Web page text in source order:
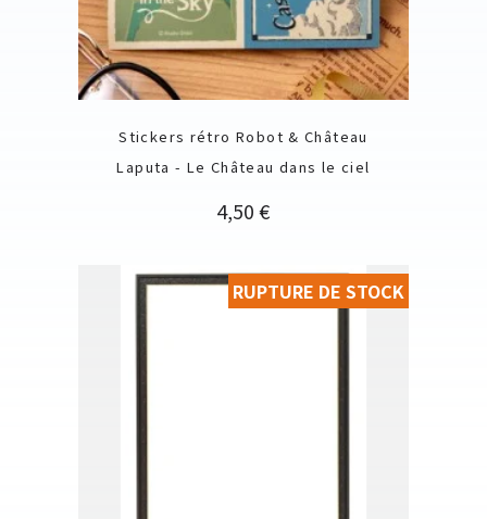
Stickers rétro Robot & Château
Laputa - Le Château dans le ciel
Prix
4,50 €
RUPTURE DE STOCK